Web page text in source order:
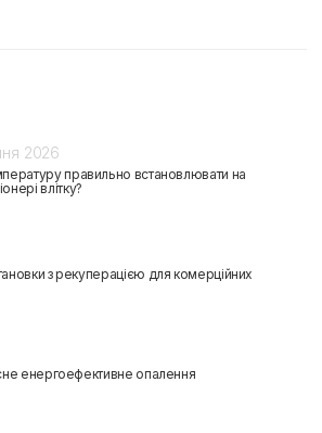
2026
правильно встановлювати на
влітку?
з рекуперацією для комерційних
енергоефективне опалення